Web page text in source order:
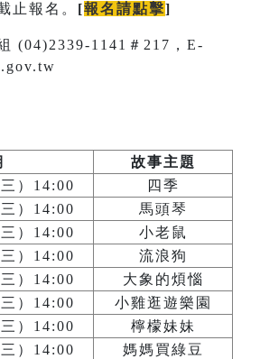
止報名。 [報名請點擊]
(04)2339-1141＃217，E-
故事主題
）14:00
四季
）14:00
馬頭琴
）14:00
小老鼠
）14:00
流浪狗
）14:00
大象的煩惱
）14:00
小雞逛遊樂園
）14:00
檸檬妹妹
）14:00
媽媽買綠豆